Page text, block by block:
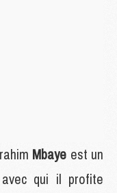
Mbaye est un
qui il profite